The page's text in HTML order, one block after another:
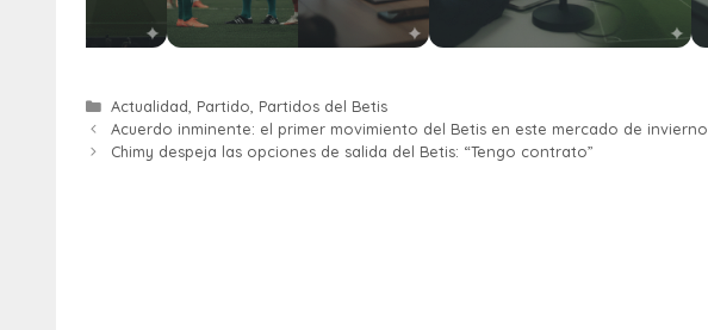
Actualidad Partido Partidos del Betis
Acuerdo inminente: el primer movimiento del Betis en este mercado de invierno
Chimy despeja las opciones de salida del Betis: “Tengo contrato”